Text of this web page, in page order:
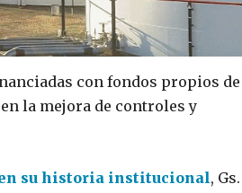
con fondos propios
la mejora de controles y
su historia institucional, Gs.